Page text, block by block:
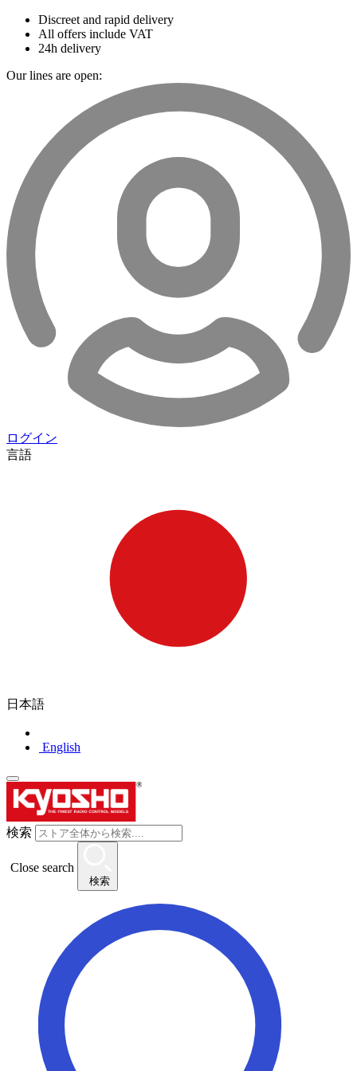
Discreet and rapid delivery
All offers include VAT
24h delivery
Our lines are open:
ログイン
言語
日本語
English
検索
Close search
検索